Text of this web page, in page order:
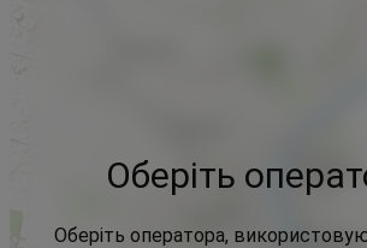
Оберіть
Оберіть оператора,